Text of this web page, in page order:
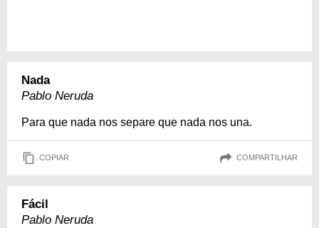
Nada
Pablo Neruda
Para que nada nos separe que nada nos una.
COPIAR COMPARTILHAR
Fácil
Pablo Neruda